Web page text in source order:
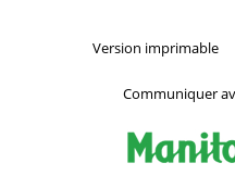
Version imprimable
Communiquer